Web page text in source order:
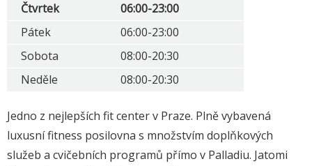
Čtvrtek
06:00-23:00
Pátek
06:00-23:00
Sobota
08:00-20:30
Neděle
08:00-20:30
Jedno z nejlepších fit center v Praze. Plně vybavená
luxusní fitness posilovna s množstvím doplňkových
služeb a cvičebních programů přímo v Palladiu. Jatomi